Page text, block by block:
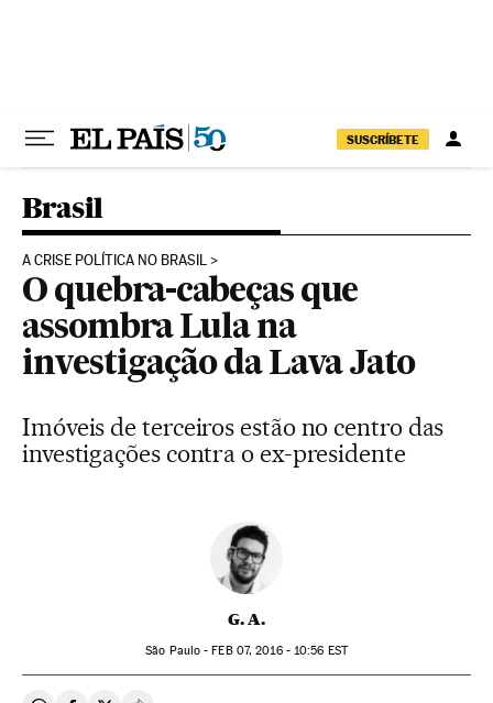
SUSCRÍBETE
Brasil
A CRISE POLÍTICA NO BRASIL
O quebra-cabeças que
assombra Lula na
investigação da Lava Jato
Imóveis de terceiros estão no centro das
investigações contra o ex-presidente
G. A.
São Paulo -FEB07, 2016 - 10:56 EST